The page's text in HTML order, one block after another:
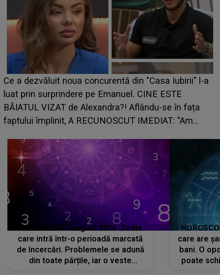
din "Casa Iubirii" l-a
CINE ESTE
Aflându-se în fața
IMEDIAT: "Am
HOROSCOP de weekend, 8-9
care riscă să rămână fără
grabă îi aduce pierderi
planurile peste cap
HOROSCOP 7 august 2026. Zodia
care intră într-o perioadă marcată
de încercări. Problemele se adună
din toate părțile, iar o veste
care are
bani. O
poate